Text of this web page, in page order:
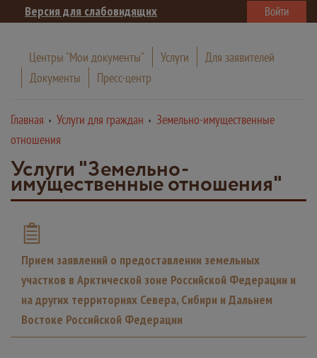
Версия для слабовидящих Войти
Центры "Мои документы" Услуги
Для заявителей
Документы
Пресс-центр
Главная Услуги для граждан
Земельно-имущественные
отношения
Услуги "Земельно-
имущественные отношения"
Прием заявлений о предоставлении земельных
участков в Арктической зоне Российской Федерации и
на других территориях Севера, Сибири и Дальнем
Востоке Российской Федерации